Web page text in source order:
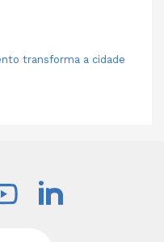
transforma a cidade